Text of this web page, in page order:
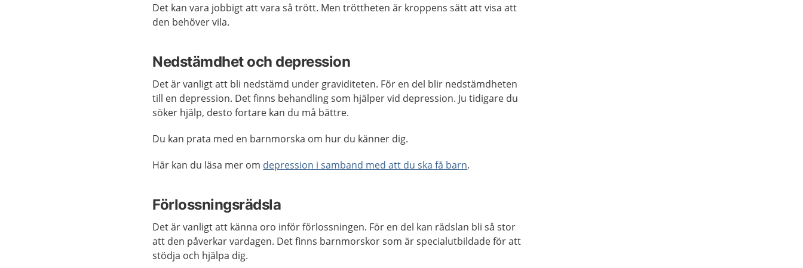
Det kan vara jobbigt att vara så trött. Men tröttheten är kroppens sätt att visa att
den behöver vila.
Nedstämdhet och depression
Det är vanligt att bli nedstämd under graviditeten. För en del blir nedstämdheten
till en depression. Det finns behandling som hjälper vid depression. Ju tidigare du
söker hjälp, desto fortare kan du må bättre.
Du kan prata med en barnmorska om hur du känner dig.
Här kan du läsa mer om depression i samband med att du ska få barn.
Förlossningsrädsla
Det är vanligt att känna oro inför förlossningen. För en del kan rädslan bli så stor
att den påverkar vardagen. Det finns barnmorskor som är specialutbildade för att
stödja och hjälpa dig.